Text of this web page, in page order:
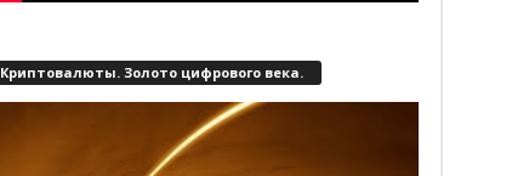
Криптовалюты. Золото цифрового века.